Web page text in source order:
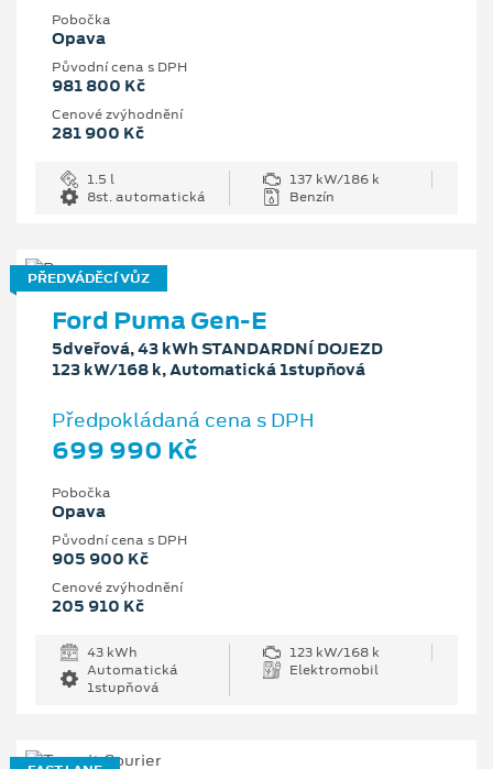
Pobočka
Opava
Původní cena s DPH
981 800 Kč
Cenové zvýhodnění
281 900 Kč
1.5 l
137 kW/186 k
8st. automatická
Benzín
PŘEDVÁDĚCÍ VŮZ
Ford Puma Gen-E
5dveřová, 43 kWh STANDARDNÍ DOJEZD
123 kW/168 k, Automatická 1stupňová
Předpokládaná cena s DPH
699 990 Kč
Pobočka
Opava
Původní cena s DPH
905 900 Kč
Cenové zvýhodnění
205 910 Kč
43 kWh
123 kW/168 k
Automatická
1stupňová
Elektromobil